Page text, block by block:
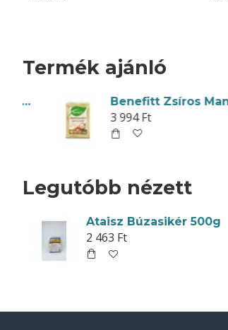
Termék ajánló
3 994 Ft
Legutóbb nézett
Ataisz Búzasikér 500g
2 463 Ft